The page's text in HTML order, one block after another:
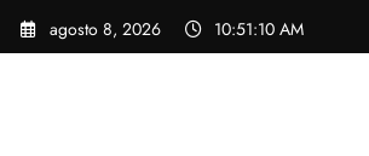
agosto 8, 2026 10:51:12 AM